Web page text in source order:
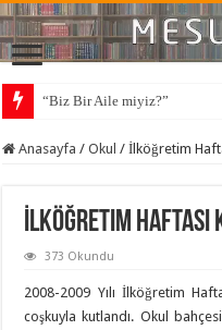
“Biz Bir Aile miyiz?”
Anasayfa / Okul / İlköğretim
İlköğretim Haftası
373 Okundu
2008-2009 Yılı İlköğretim
coşkuyla kutlandı. Okul